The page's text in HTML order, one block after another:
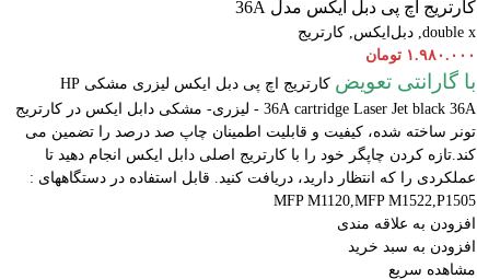
کارتریج اچ پی دبل ایکس مدل 36A
double x
, دبل‌ایکس, کارتریج
۱.۹۸۰.۰۰۰ تومان
با گارانتی تعویض
کارتریج اچ پی دبل ایکس لیزری مشکی HP
36A cartridge Laser
Jet black 36A - لیزری- مشکی دابل ایکس در کارتریج
تونر ساخته شده، کیفیت و قابلیت اطمینان چاپ صد درصد را تضمین می
کند.تازه کردن چاپگر خود را با کارتریج اصلی دابل ایکس انجام دهید تا
عملکردی را که انتظار دارید، دریافت کنید. قابل استفاده در دستگاههای :
MFP M1120,MFP M1522,P1505
افزودن به علاقه مندی
افزودن به سبد خرید
مشاهده سریع